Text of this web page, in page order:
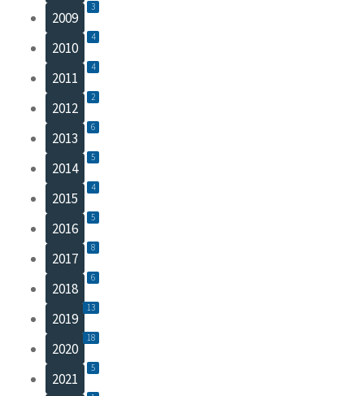
2009
3
2010
4
2011
4
2012
2
2013
6
2014
5
2015
4
2016
5
2017
8
2018
6
2019
13
2020
18
2021
5